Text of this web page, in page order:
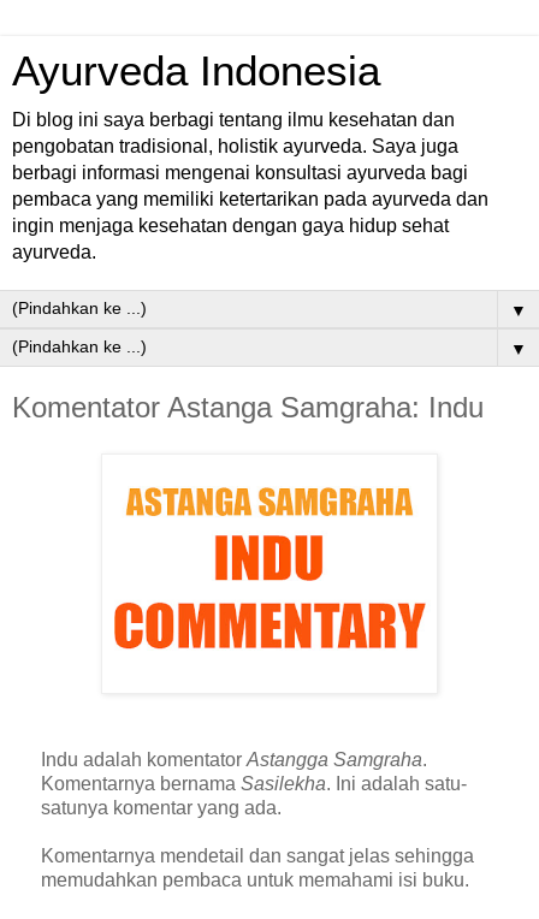
Ayurveda Indonesia
Di blog ini saya berbagi tentang ilmu kesehatan dan
pengobatan tradisional, holistik ayurveda. Saya juga
berbagi informasi mengenai konsultasi ayurveda bagi
pembaca yang memiliki ketertarikan pada ayurveda dan
ingin menjaga kesehatan dengan gaya hidup sehat
ayurveda.
▼
▼
Komentator Astanga Samgraha: Indu
Indu adalah komentator Astangga Samgraha.
Komentarnya bernama Sasilekha. Ini adalah satu-
satunya komentar yang ada.
Komentarnya mendetail dan sangat jelas sehingga
memudahkan pembaca untuk memahami isi buku.